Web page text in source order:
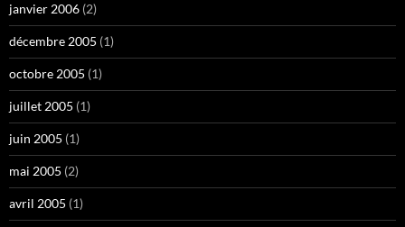
janvier 2006 (2)
décembre 2005 (1)
octobre 2005 (1)
juillet 2005 (1)
juin 2005 (1)
mai 2005 (2)
avril 2005 (1)